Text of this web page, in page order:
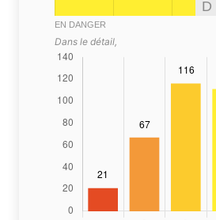
D
EN DANGER
Dans le détail,